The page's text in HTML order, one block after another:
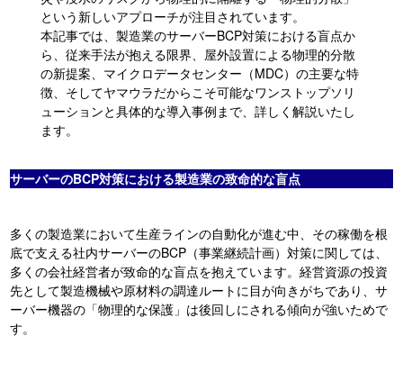
という新しいアプローチが注目されています。
本記事では、製造業のサーバーBCP対策における盲点か
ら、従来手法が抱える限界、屋外設置による物理的分散
の新提案、マイクロデータセンター（MDC）の主要な特
徴、そしてヤマウラだからこそ可能なワンストップソリ
ューションと具体的な導入事例まで、詳しく解説いたし
ます。
サーバーのBCP対策における製造業の致命的な盲点
多くの製造業において生産ラインの自動化が進む中、その稼働を根
底で支える社内サーバーのBCP（事業継続計画）対策に関しては、
多くの会社経営者が致命的な盲点を抱えています。経営資源の投資
先として製造機械や原材料の調達ルートに目が向きがちであり、サ
ーバー機器の「物理的な保護」は後回しにされる傾向が強いためで
す。